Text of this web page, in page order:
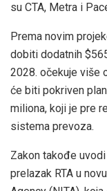
su CTA, Metra i
Prema novim
dobiti dodatnih
2028. očekuje više
će biti pokriven
miliona, koji je pre
sistema prevoza.
Zakon takođe
prelazak RTA u